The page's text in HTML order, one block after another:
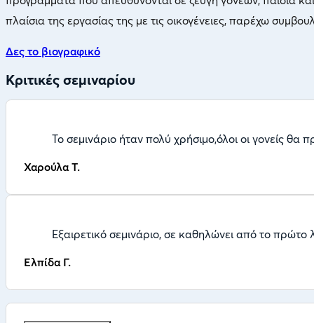
πλαίσια της εργασίας της με τις οικογένειες, παρέχω
Δες το βιογραφικό
Κριτικές σεμιναρίου
Το σεμινάριο ήταν πολύ χρήσιμο,όλοι οι γονείς θα
Χαρούλα Τ.
Εξαιρετικό σεμινάριο, σε καθηλώνει από το
Ελπίδα Γ.